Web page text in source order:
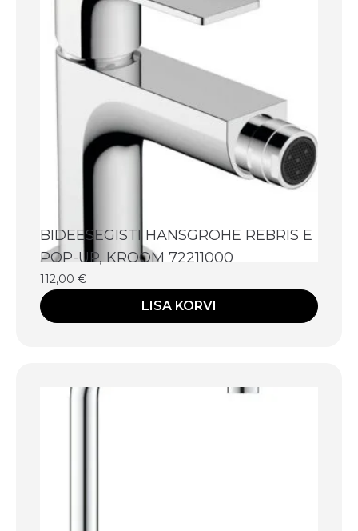
BIDEESEGISTI HANSGROHE REBRIS E
POP-UP, KROOM 72211000
112,00 €
LISA KORVI